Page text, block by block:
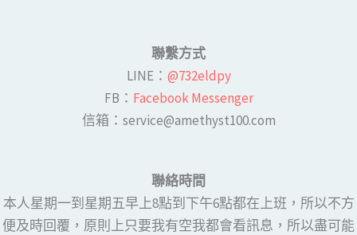
聯繫方式
LINE​： @732eldpy
FB：​ Facebook Messenger
​​信箱：service@amethyst100.com
聯絡時間
本人星期一到星期五早上8點到下午6點都在上班，所以不方
便及時回覆，原則上只要我有空我都會看訊息，所以盡可能